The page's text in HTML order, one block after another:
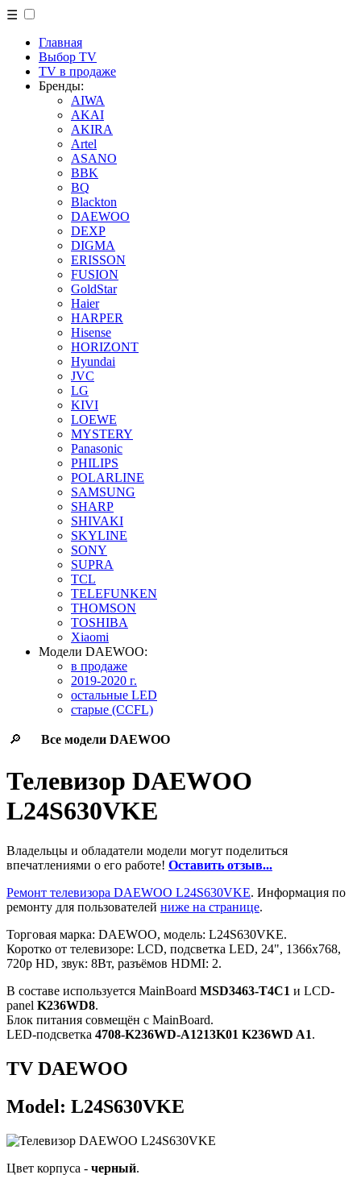
☰
Главная
Выбор TV
TV в продаже
Бренды:
AIWA
AKAI
AKIRA
Artel
ASANO
BBK
BQ
Blackton
DAEWOO
DEXP
DIGMA
ERISSON
FUSION
GoldStar
Haier
HARPER
Hisense
HORIZONT
Hyundai
JVC
LG
KIVI
LOEWE
MYSTERY
Panasonic
PHILIPS
POLARLINE
SAMSUNG
SHARP
SHIVAKI
SKYLINE
SONY
SUPRA
TCL
TELEFUNKEN
THOMSON
TOSHIBA
Xiaomi
Модели DAEWOO:
в продаже
2019-2020 г.
остальные LED
старые (CCFL)
🔎 Все модели DAEWOO
Телевизор DAEWOO
L24S630VKE
Владельцы и обладатели модели могут поделиться
впечатлениями о его работе! Оставить отзыв...
Ремонт телевизора DAEWOO L24S630VKE. Информация по
ремонту для пользователей ниже на странице.
Торговая марка: DAEWOO, модель: L24S630VKE.
Коротко от телевизоре: LCD, подсветка LED, 24", 1366x768,
720p HD, звук: 8Вт, разъёмов HDMI: 2.
В составе используется MainBoard MSD3463-T4C1 и LCD-
panel K236WD8.
Блок питания совмещён с MainBoard.
LED-подсветка 4708-K236WD-A1213K01 K236WD A1.
TV DAEWOO
Model: L24S630VKE
Цвет корпуса - черный.